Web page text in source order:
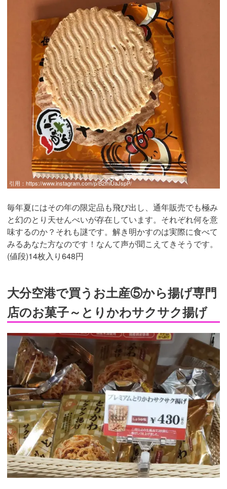
引用： https://www.instagram.com/p/B2fhlUaJspP/
毎年夏にはその年の限定品も飛び出し、通年販売でも極み
と幻のとり天せんべいが存在しています。それぞれ何を意
味するのか？それも謎です。解き明かすのは実際に食べて
みるあなた方なのです！なんて声が聞こえてきそうです。
(値段)14枚入り648円
大分空港で買うお土産⑤から揚げ専門
店のお菓子～とりかわサクサク揚げ